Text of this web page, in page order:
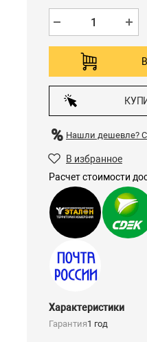
Нашли дешевле?
В избранное
Расчет стоимости
Характеристики
Гарантия1 год